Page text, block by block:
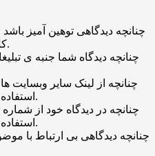
کاربران باشد تایید نخواهد شد.
استفاده کرده باشید تایید نخواهد شد.
استفاده کرده باشید تایید نخواهد شد.
چنانچه دیدگاهی بی ارتباط با